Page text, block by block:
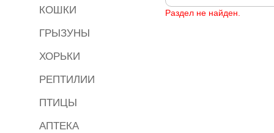
Раздел не найден.
КОШКИ
ГРЫЗУНЫ
ХОРЬКИ
РЕПТИЛИИ
ПТИЦЫ
АПТЕКА